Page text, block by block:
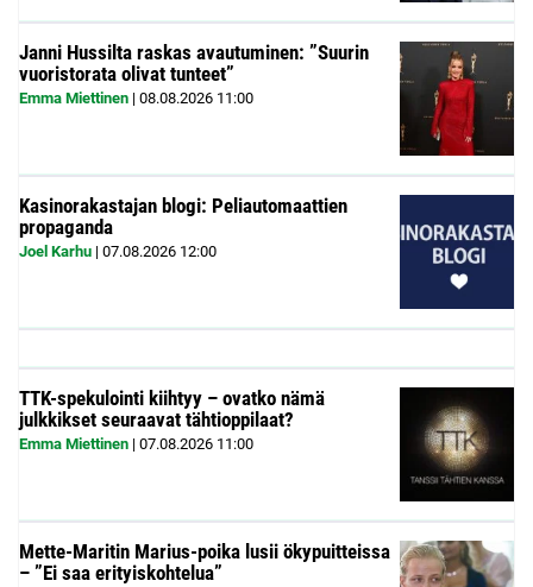
Janni Hussilta raskas avautuminen: ”Suurin
vuoristorata olivat tunteet”
Emma Miettinen | 08.08.2026 11:00
Kasinorakastajan blogi: Peliautomaattien
propaganda
Joel Karhu | 07.08.2026 12:00
TTK-spekulointi kiihtyy – ovatko nämä
julkkikset seuraavat tähtioppilaat?
Emma Miettinen | 07.08.2026 11:00
Mette-Maritin Marius-poika lusii ökypuitteissa
– ”Ei saa erityiskohtelua”